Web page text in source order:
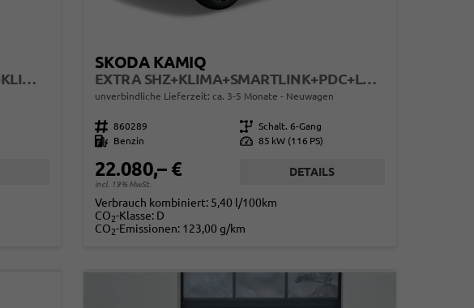
CLASSIC SELECTION KAMERA+SHZ+KLIMA+TEMPOMAT+LED+16" LM
SKODA KAMIQ
EXTRA SHZ+KLIMA+SMARTLINK+PDC+LED+TEMPOMAT
unverbindliche Lieferzeit: ca. 3-5 Monate Neuwagen
Fahrzeugnr. 860289 Getriebe Schalt. 6-Gang
Kraftstoff
Benzin Leistung 85 kW (116 PS)
22.080,– €
incl. 19% MwSt.
DETAILS
Verbrauch kombiniert: 5,40 l/100km
CO2-Klasse: D
CO2-Emissionen: 123,00 g/km